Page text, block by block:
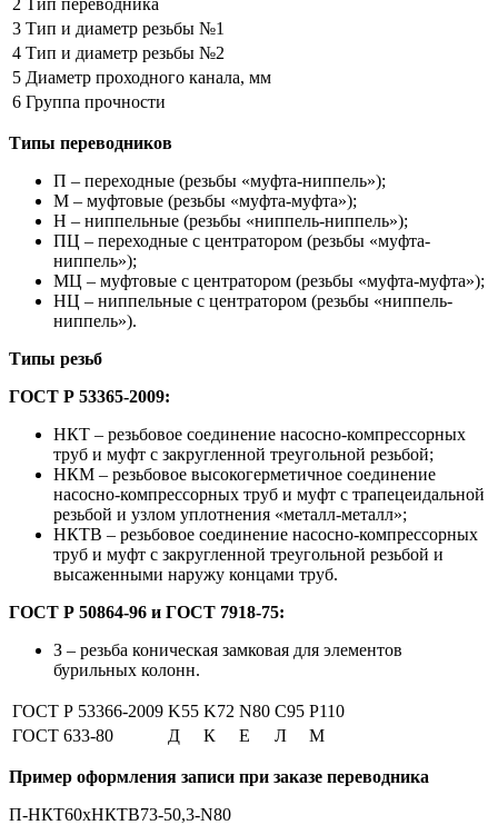
2 Тип переводника
3 Тип и диаметр резьбы №1
4 Тип и диаметр резьбы №2
5 Диаметр проходного канала, мм
6 Группа прочности
Типы переводников
П – переходные (резьбы «муфта-ниппель»);
М – муфтовые (резьбы «муфта-муфта»);
Н – ниппельные (резьбы «ниппель-ниппель»);
ПЦ – переходные с центратором (резьбы «муфта-
ниппель»);
МЦ – муфтовые с центратором (резьбы «муфта-муфта»);
НЦ – ниппельные с центратором (резьбы «ниппель-
ниппель»).
Типы резьб
ГОСТ Р 53365-2009:
НКТ – резьбовое соединение насосно-компрессорных
труб и муфт с закругленной треугольной резьбой;
НКМ – резьбовое высокогерметичное соединение
насосно-компрессорных труб и муфт с трапецеидальной
резьбой и узлом уплотнения «металл-металл»;
НКТВ – резьбовое соединение насосно-компрессорных
труб и муфт с закругленной треугольной резьбой и
высаженными наружу концами труб.
ГОСТ Р 50864-96 и ГОСТ 7918-75:
З – резьба коническая замковая для элементов
бурильных колонн.
ГОСТ Р 53366-2009 K55 K72 N80 C95 P110
ГОСТ 633-80
Д К Е Л М
Пример оформления записи при заказе переводника
П-НКТ60хНКТВ73-50,3-N80